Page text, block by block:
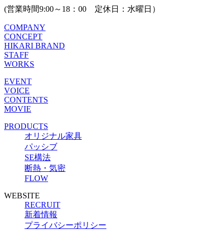
(営業時間9:00～18：00 定休日：水曜日）
COMPANY
CONCEPT
HIKARI BRAND
STAFF
WORKS
EVENT
VOICE
CONTENTS
MOVIE
PRODUCTS
オリジナル家具
パッシブ
SE構法
断熱・気密
FLOW
WEBSITE
RECRUIT
新着情報
プライバシーポリシー